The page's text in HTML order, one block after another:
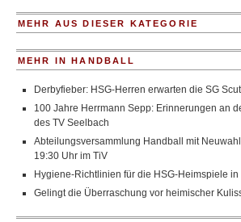
MEHR AUS DIESER KATEGORIE
MEHR IN HANDBALL
Derbyfieber: HSG-Herren erwarten die SG
100 Jahre Herrmann Sepp: Erinnerungen an
des TV Seelbach
Abteilungsversammlung Handball mit
19:30 Uhr im TiV
Hygiene-Richtlinien für die HSG-Heimspiele in
Gelingt die Überraschung vor heimischer